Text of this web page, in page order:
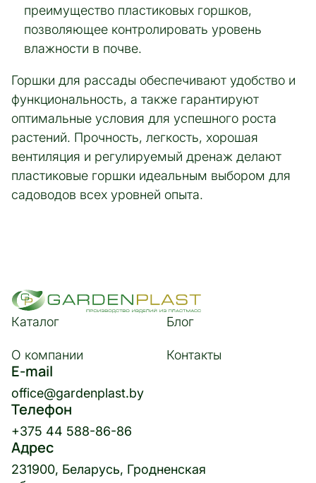
преимущество пластиковых горшков,
позволяющее контролировать уровень
влажности в почве.
Горшки для рассады обеспечивают удобство и
функциональность, а также гарантируют
оптимальные условия для успешного роста
растений. Прочность, легкость, хорошая
вентиляция и регулируемый дренаж делают
пластиковые горшки идеальным выбором для
садоводов всех уровней опыта.
Каталог Блог
О компании Контакты
E-mail
office@gardenplast.by
Телефон
+375 44 588-86-86
Адрес
231900, Беларусь, Гродненская